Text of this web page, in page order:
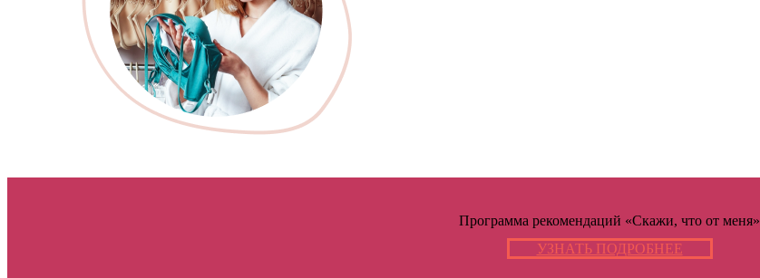
Программа рекомендаций «Скажи, что от меня»
УЗНАТЬ ПОДРОБНЕЕ